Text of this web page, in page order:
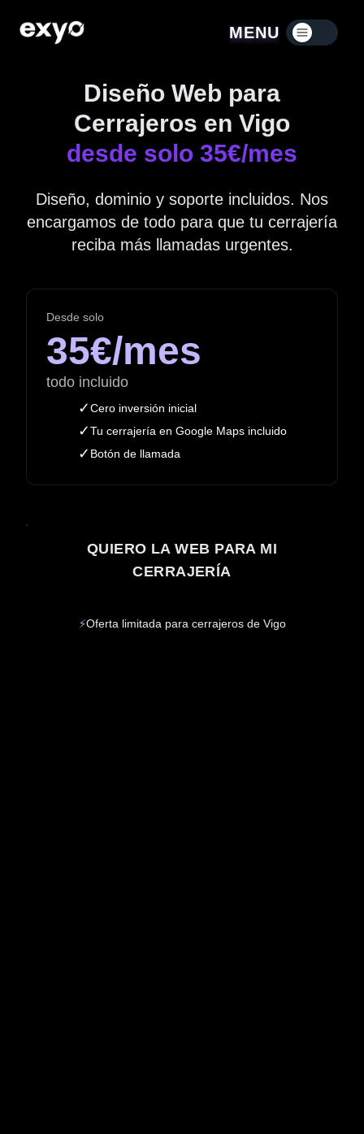
MENU
Menú contraído
Diseño Web para
Cerrajeros en Vigo
desde solo 35€/mes
Diseño, dominio y soporte incluidos. Nos
encargamos de todo para que tu cerrajería
reciba más llamadas urgentes.
Desde solo
35€/mes
todo incluido
✓Cero inversión inicial
✓Tu cerrajería en Google Maps incluido
✓ Botón de llamada
QUIERO LA WEB PARA MI
CERRAJERÍA
⚡Oferta limitada para cerrajeros de Vigo